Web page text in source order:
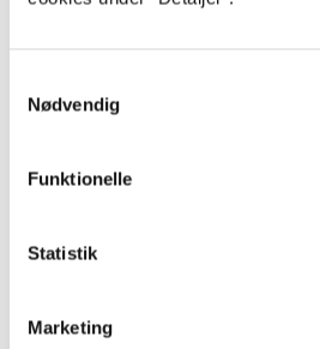
Nødvendig
Funktionelle
Statistik
Marketing